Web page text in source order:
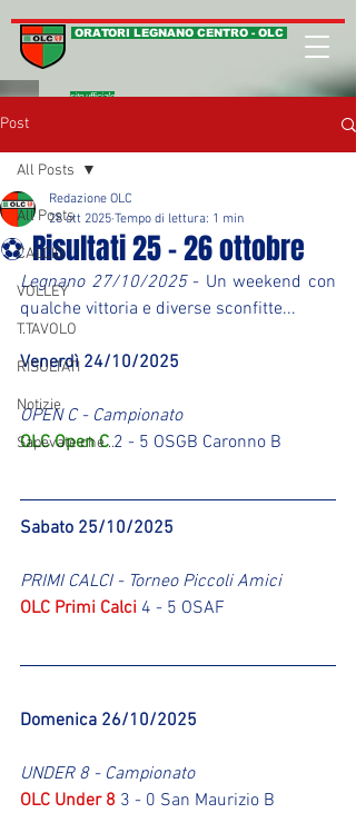
ORATORI LEGNANO CENTRO - OLC
sito ufficiale
Post
All Posts
CALCIO
VOLLEY
T.TAVOLO
RISULTATI
Notizie
Sapevate che ...
All Posts
⚽ Risultati 25 - 26 ottobre
Redazione OLC
28 ott 2025 Tempo di lettura: 1 min
Legnano 27/10/2025 - Un weekend con
qualche vittoria e diverse sconfitte...
Venerdì 24/10/2025
OPEN C - Campionato
OLC Open C 2 - 5 OSGB Caronno B
Sabato 25/10/2025
PRIMI CALCI - Torneo Piccoli Amici
OLC Primi Calci 4 - 5 OSAF
Domenica 26/10/2025
UNDER 8 - Campionato
OLC Under 8 3 - 0 San Maurizio B